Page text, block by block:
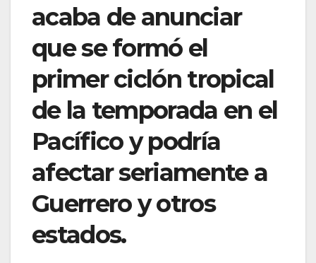
acaba de anunciar
que se formó el
primer ciclón tropical
de la temporada en el
Pacífico y podría
afectar seriamente a
Guerrero y otros
estados.